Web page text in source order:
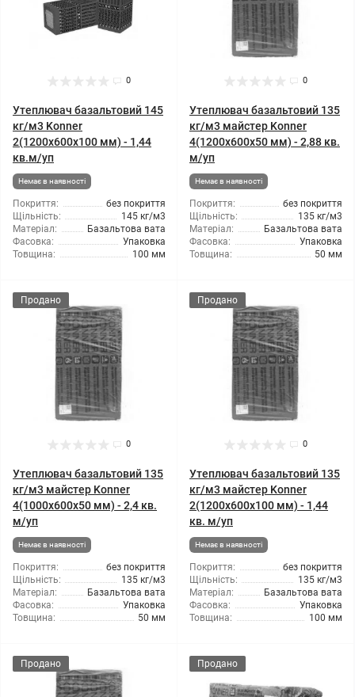
0
Утеплювач базальтовий 145
кг/м3 Konner
2(1200x600x100 мм) - 1,44
кв.м/уп
Немає в наявності
Покриття:
без покриття
Щільність:
145 кг/м3
Матеріал:
Базальтова вата
Фасовка:
Упаковка
Товщина:
100 мм
0
Утеплювач базальтовий 135
кг/м3 майстер Konner
4(1200x600x50 мм) - 2,88 кв.
м/уп
Немає в наявності
Покриття:
без покриття
Щільність:
135 кг/м3
Матеріал:
Базальтова вата
Фасовка:
Упаковка
Товщина:
50 мм
Продано
0
Утеплювач базальтовий 135
кг/м3 майстер Konner
4(1000x600x50 мм) - 2,4 кв.
м/уп
Немає в наявності
Покриття:
без покриття
Щільність:
135 кг/м3
Матеріал:
Базальтова вата
Фасовка:
Упаковка
Товщина:
50 мм
Продано
0
Утеплювач базальтовий 135
кг/м3 майстер Konner
2(1200x600x100 мм) - 1,44
кв. м/уп
Немає в наявності
Покриття:
без покриття
Щільність:
135 кг/м3
Матеріал:
Базальтова вата
Фасовка:
Упаковка
Товщина:
100 мм
Продано Продано